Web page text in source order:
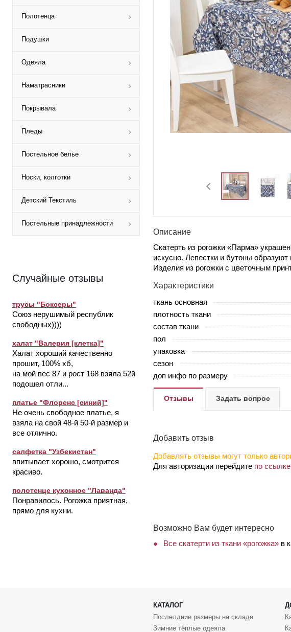
Полотенца
Подушки
Одеяла
Наматрасники
Покрывала
Пледы
Постельное белье
Носки, колготки
Детский Текстиль
Постельные принадлежности
Случайные отзывы
трусы "Боксеры"
Союз нерушимый республик
свободных))))
халат "Валерия [клетка]"
Халат хороший качественно
прошит, 100% хб,
на мой вес 87 и рост 168 взяла 52й
подошел отли...
платье "Флоренс [синий]"
Не очень свободное платье, я
взяла на свой 48-й 50-й размер и
все отлично.
салфетка "Узбекистан"
впитывает хорошо, смотрится
красиво.
полотенце кухонное "Лаванда"
Понравилось. Рогожка приятная,
прямо для кухни.
Описание
Скатерть из рогожки «Парма»
искусно. Лепестки и бутоны
Изделия из рогожки с цветочным
Характеристики
ткань основная
плотность ткани
состав ткани
пол
упаковка
сезон
доп инфо по размеру
Отзывы Задать вопрос
Добавить отзыв
Добавлять отзывы могут только
Для авторизации перейдите по ссылке
Возможно Вам будет интересно
Все скатерти из ткани «рогожка» в
КАТАЛОГ
Послелдние размеры на складе
Зимние тёплые одеяла